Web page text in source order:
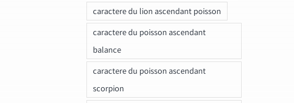
caractere du lion ascendant poisson
caractere du poisson ascendant
balance
caractere du poisson ascendant
scorpion